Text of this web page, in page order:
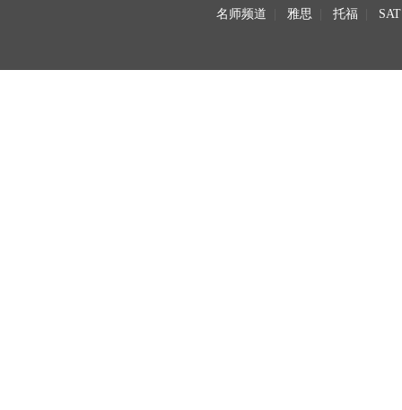
名师频道 雅思 托福 SAT